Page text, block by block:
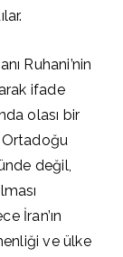
Ruhani’nin
ifade
olası bir
Ortadoğu
değil,
İran’ın
ve ülke